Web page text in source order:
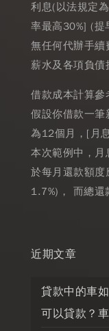
利息(以法規定
率最高30%] (提
無任何代辦手續
薪水及各項負債
借款成本計算參
假設你借款一
為12個月，[月
本次範例中，
於每月還款額
1.7%)， 而總還
近期文章
貸款中的車
可以貸款？